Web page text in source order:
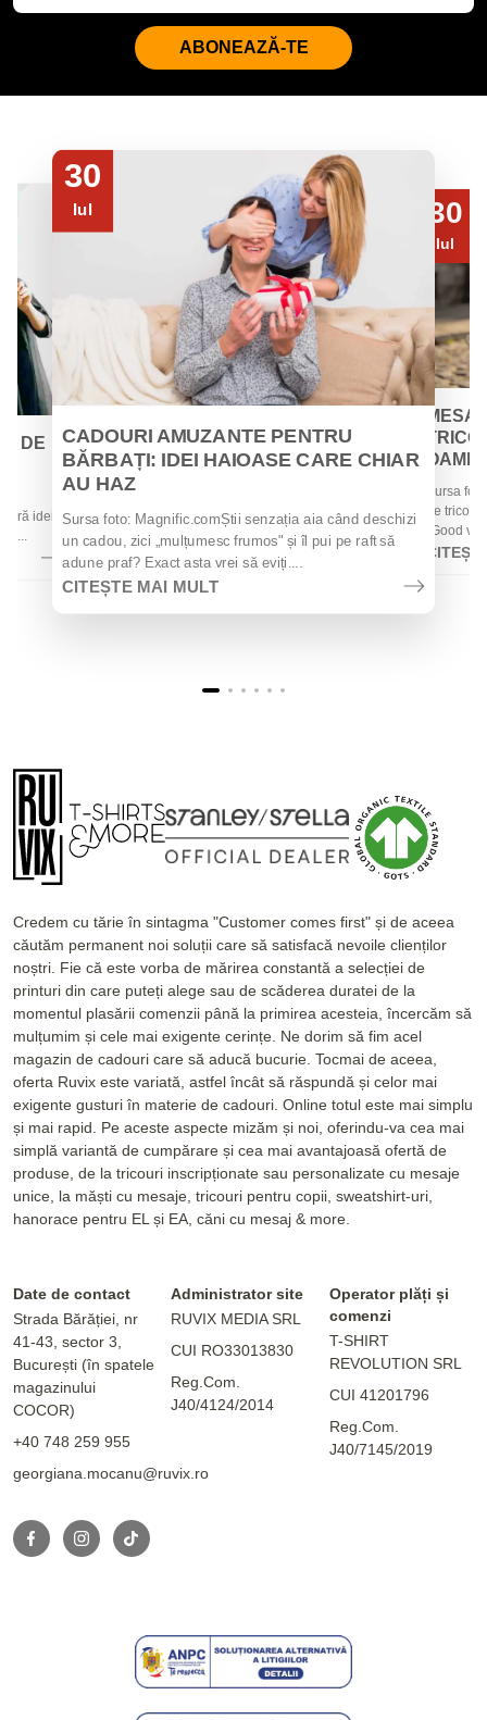
ABONEAZĂ-TE
DE
idei
30
Iul
CADOURI AMUZANTE PENTRU
BĂRBAȚI: IDEI HAIOASE CARE CHIAR
AU HAZ
Sursa foto: Magnific.comȘtii senzația aia când deschizi
un cadou, zici „mulțumesc frumos" și îl pui pe raft să
adune praf? Exact asta vrei să eviți....
CITEȘTE MAI MULT
30
Iul
Sursa
de
„Good
Credem cu tărie în sintagma "Customer comes first" și de aceea
căutăm permanent noi soluții care să satisfacă nevoile clienților
noștri. Fie că este vorba de mărirea constantă a selecției de
printuri din care puteți alege sau de scăderea duratei de la
momentul plasării comenzii până la primirea acesteia, încercăm să
mulțumim și cele mai exigente cerințe. Ne dorim să fim acel
magazin de cadouri care să aducă bucurie. Tocmai de aceea,
oferta Ruvix este variată, astfel încât să răspundă și celor mai
exigente gusturi în materie de cadouri. Online totul este mai simplu
și mai rapid. Pe aceste aspecte mizăm și noi, oferindu-va cea mai
simplă variantă de cumpărare și cea mai avantajoasă ofertă de
produse, de la tricouri inscripționate sau personalizate cu mesaje
unice, la măști cu mesaje, tricouri pentru copii, sweatshirt-uri,
hanorace pentru EL și EA, căni cu mesaj & more.
Date de contact
Strada Bărăției, nr
41-43, sector 3,
București (în spatele
magazinului
COCOR)
+40 748 259 955
georgiana.mocanu@ruvix.ro
Administrator site
RUVIX MEDIA SRL
CUI RO33013830
Reg.Com.
J40/4124/2014
Operator plăți și
comenzi
T-SHIRT
REVOLUTION SRL
CUI 41201796
Reg.Com.
J40/7145/2019